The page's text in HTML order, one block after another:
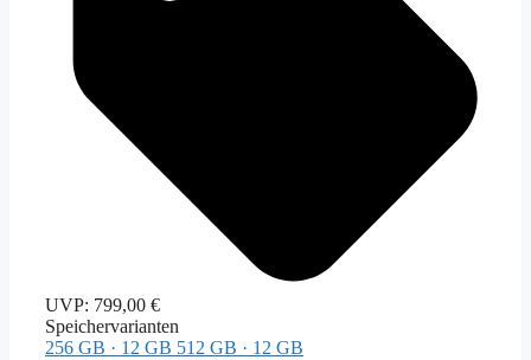
UVP: 799,00 €
Speichervarianten
256 GB · 12 GB 512 GB · 12 GB